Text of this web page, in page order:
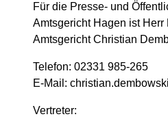
Für die Presse- und
Amtsgericht Hagen ist Herr
Amtsgericht Christian
Telefon: 02331 985-265
E-Mail:
Vertreter: